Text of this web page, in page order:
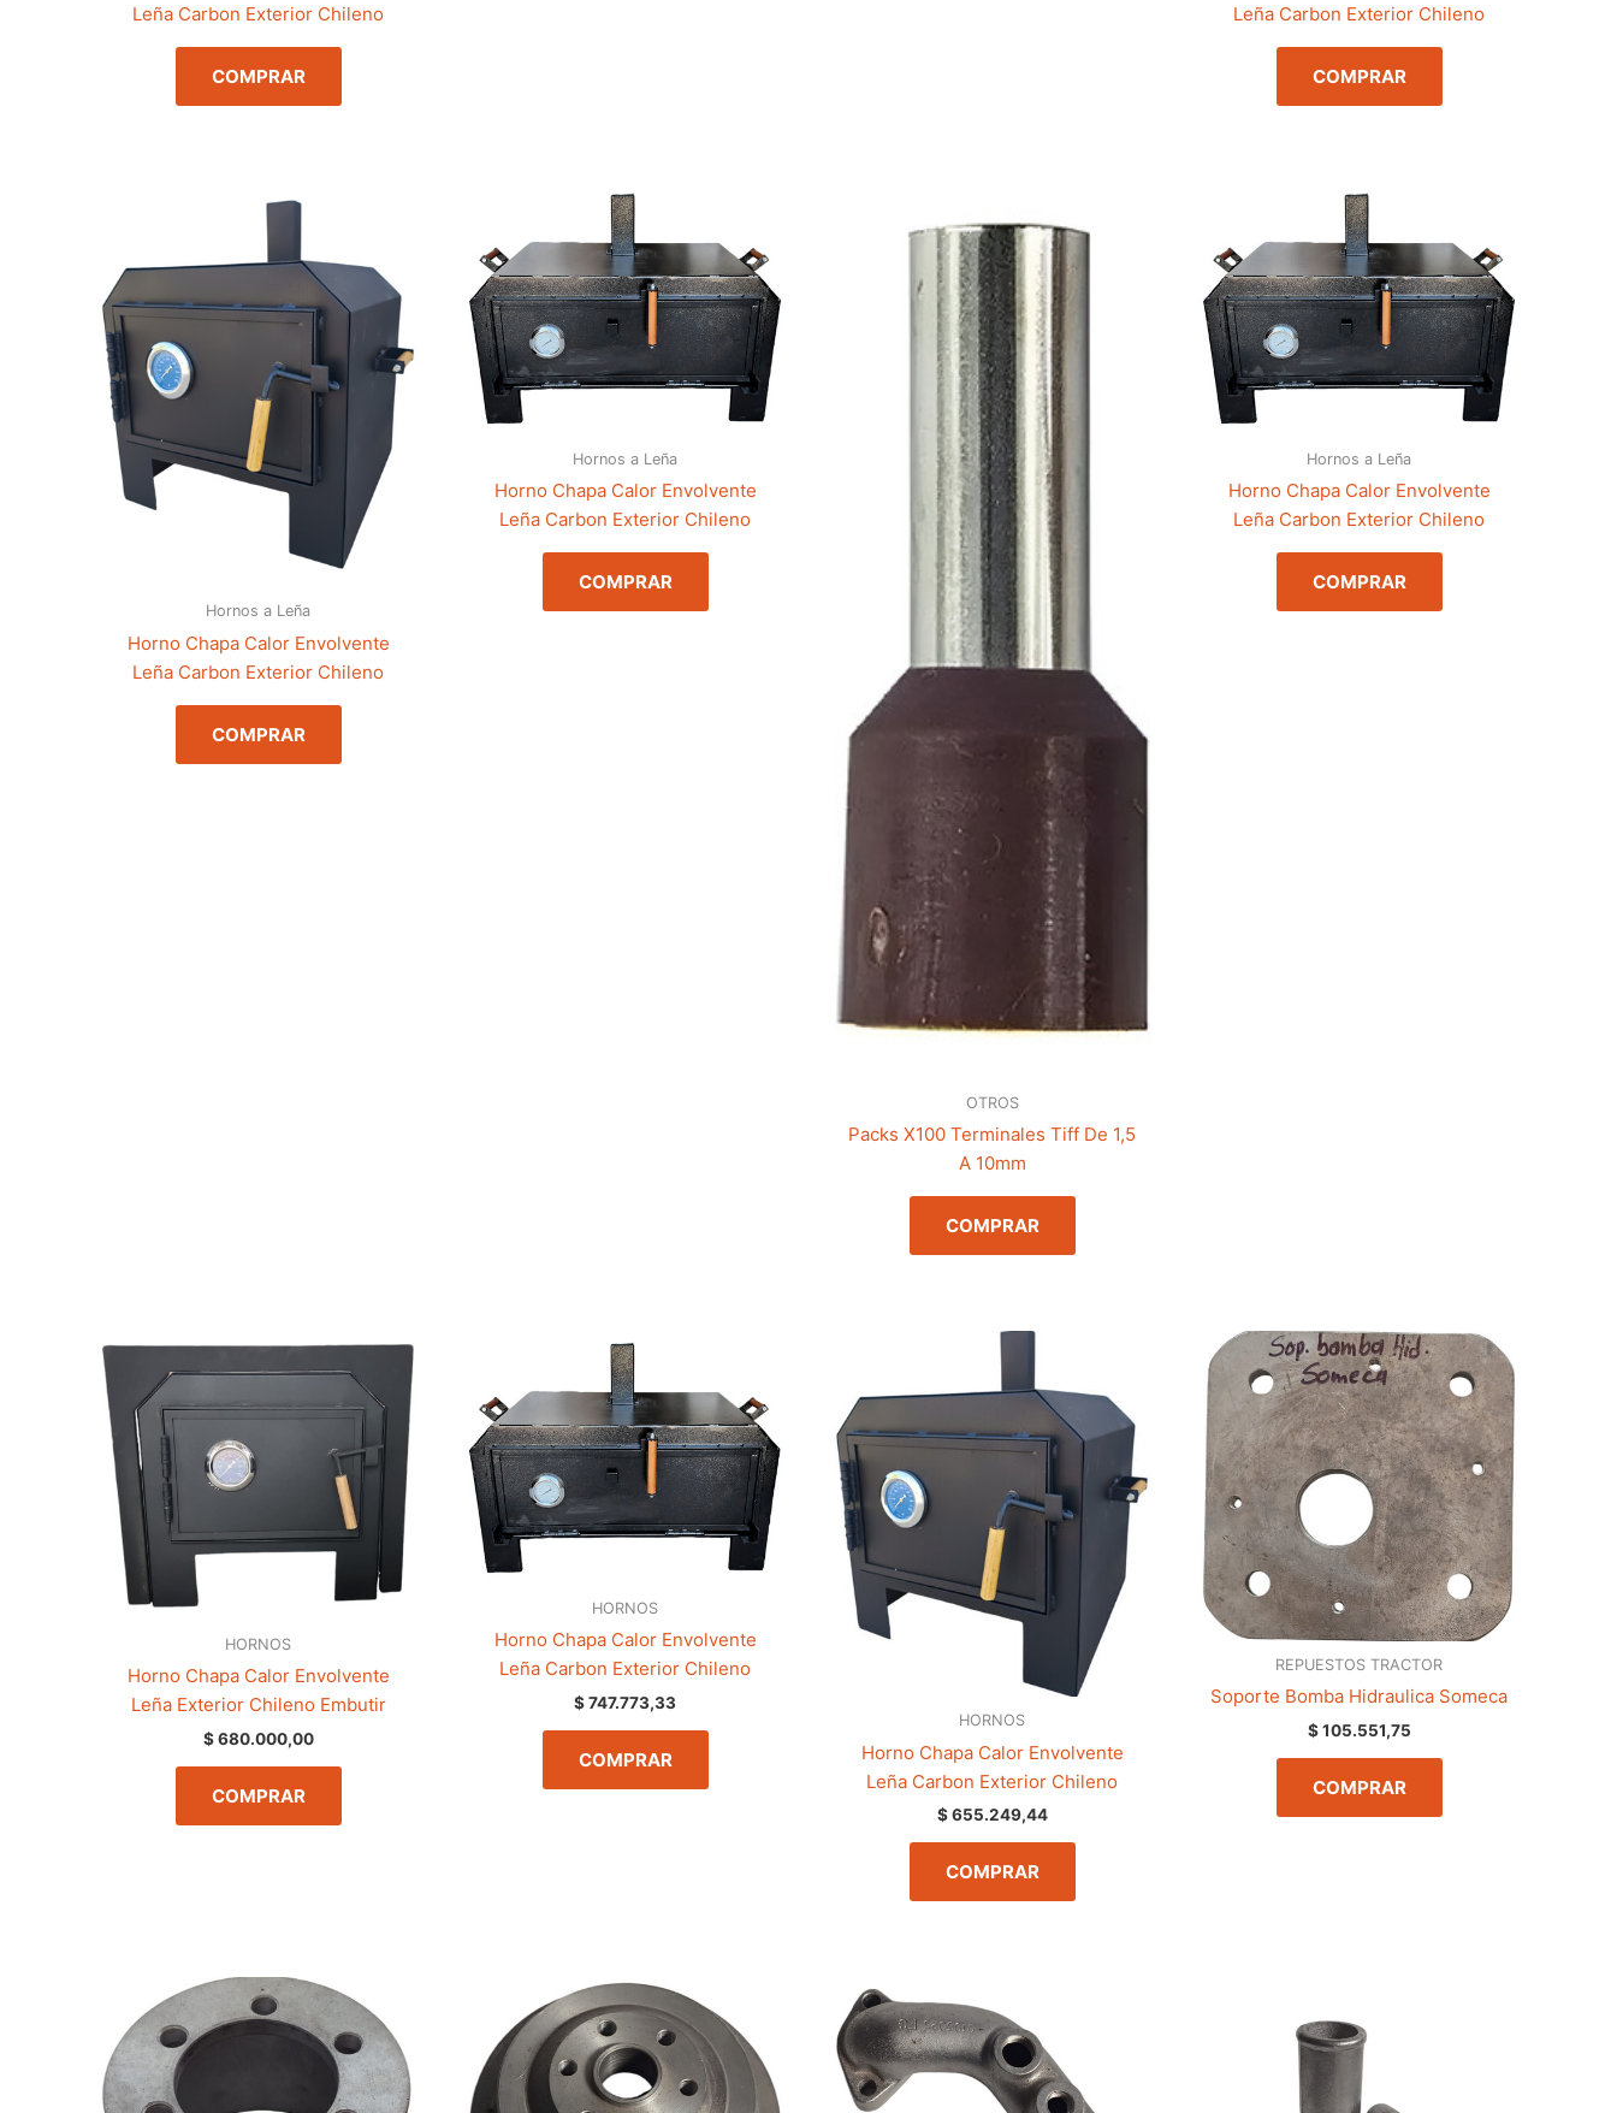
Leña Carbon Exterior Chileno
COMPRAR
Leña Carbon Exterior Chileno
COMPRAR
Hornos a Leña
Horno Chapa Calor Envolvente
Leña Carbon Exterior Chileno
COMPRAR
Hornos a Leña
Horno Chapa Calor Envolvente
Leña Carbon Exterior Chileno
COMPRAR
OTROS
Packs X100 Terminales Tiff De 1,5
A 10mm
COMPRAR
Hornos a Leña
Horno Chapa Calor Envolvente
Leña Carbon Exterior Chileno
COMPRAR
HORNOS
Horno Chapa Calor Envolvente
Leña Exterior Chileno Embutir
$680.000,00
COMPRAR
HORNOS
Horno Chapa Calor Envolvente
Leña Carbon Exterior Chileno
$747.773,33
COMPRAR
HORNOS
Horno Chapa Calor Envolvente
Leña Carbon Exterior Chileno
$655.249,44
COMPRAR
REPUESTOS TRACTOR
Soporte Bomba Hidraulica Someca
$105.551,75
COMPRAR